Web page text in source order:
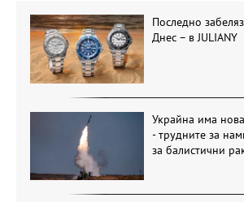
Последно
Днес – в JULIANY
Украйна има
- трудните за
за балистични